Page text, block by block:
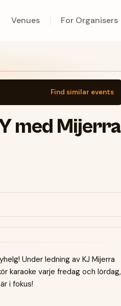
Venues For Organisers
Find similar events
med Mijerra
Under ledning av KJ Mijerra
karaoke varje fredag och lördag,
i fokus!